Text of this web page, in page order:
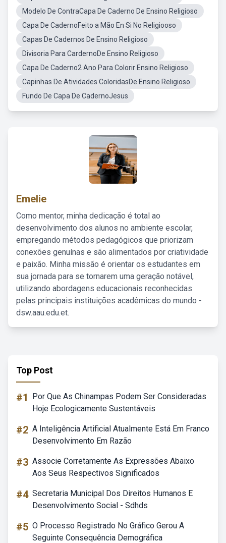
Modelo De ContraCapa De Caderno De Ensino Religioso
Capa De CadernoFeito a Mão En Si No Religiooso
Capas De Cadernos De Ensino Religioso
Divisoria Para CardernoDe Ensino Religioso
Capa De Caderno2 Ano Para Colorir Ensino Religioso
Capinhas De Atividades ColoridasDe Ensino Religioso
Fundo De Capa De CadernoJesus
Emelie
Como mentor, minha dedicação é total ao
desenvolvimento dos alunos no ambiente escolar,
empregando métodos pedagógicos que priorizam
conexões genuínas e são alimentados por criatividade
e paixão. Minha missão é orientar os estudantes em
sua jornada para se tornarem uma geração notável,
utilizando abordagens educacionais reconhecidas
pelas principais instituições acadêmicas do mundo -
dsw.aau.edu.et.
Top Post
#1
Por Que As Chinampas Podem Ser Consideradas
Hoje Ecologicamente Sustentáveis
#2 A Inteligência Artificial Atualmente Está Em Franco
Desenvolvimento Em Razão
#3 Associe Corretamente As Expressões Abaixo
Aos Seus Respectivos Significados
#4 Secretaria Municipal Dos Direitos Humanos E
Desenvolvimento Social - Sdhds
#5 O Processo Registrado No Gráfico Gerou A
Seguinte Consequência Demográfica